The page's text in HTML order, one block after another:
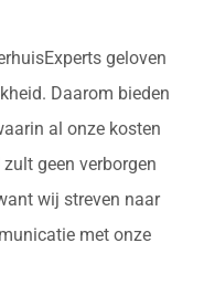
geloven
Daarom bieden
al onze kosten
geen verborgen
wij streven naar
met onze